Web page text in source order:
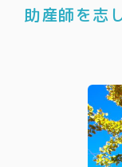
助産師を志